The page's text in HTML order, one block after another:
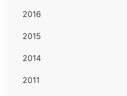
2016
2015
2014
2011